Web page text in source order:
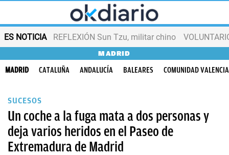
ES NOTICIA REFLEXIÓN Sun Tzu, militar chino
MADRID
MADRID CATALUÑA ANDALUCÍA BALEARES COMUNIDAD
SUCESOS
Un coche a la fuga mata a dos personas y
deja varios heridos en el Paseo de
Extremadura de Madrid